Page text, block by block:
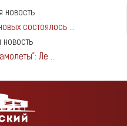
новость
состоялось ...
Ле ...